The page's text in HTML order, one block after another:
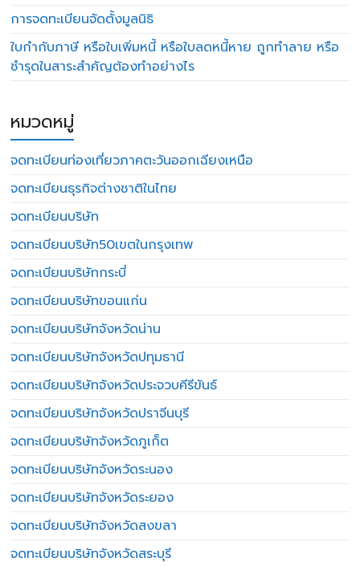
การจดทะเบียนจัดตั้งมูลนิธิ
ใบกำกับภาษี หรือใบเพิ่มหนี้ หรือใบลดหนี้หาย ถูกทำลาย หรือ
ชำรุดในสาระสำคัญต้องทำอย่างไร
หมวดหมู่
จดทะเบียนท่องเที่ยวภาคตะวันออกเฉียงเหนือ
จดทะเบียนธุรกิจต่างชาติในไทย
จดทะเบียนบริษัท
จดทะเบียนบริษัท50เขตในกรุงเทพ
จดทะเบียนบริษัทกระบี่
จดทะเบียนบริษัทขอนแก่น
จดทะเบียนบริษัทจังหวัดน่าน
จดทะเบียนบริษัทจังหวัดปทุมธานี
จดทะเบียนบริษัทจังหวัดประจวบคีรีขันธ์
จดทะเบียนบริษัทจังหวัดปราจีนบุรี
จดทะเบียนบริษัทจังหวัดภูเก็ต
จดทะเบียนบริษัทจังหวัดระนอง
จดทะเบียนบริษัทจังหวัดระยอง
จดทะเบียนบริษัทจังหวัดสงขลา
จดทะเบียนบริษัทจังหวัดสระบุรี